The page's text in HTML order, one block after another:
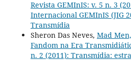
Revista GEMInIS: v. 5 n. 3
Internacional GEMInIS (JIG
Transmídia
Sheron Das Neves, Mad
Fandom na Era
n. 2 (2011): Transmídia: